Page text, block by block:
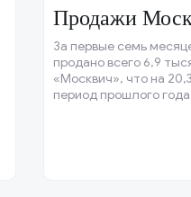
Продажи
За первые семь
продано всего 6,9
«Москвич», что на
период прошлого года.